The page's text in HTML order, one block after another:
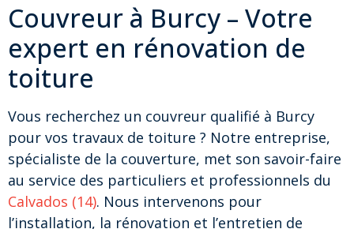
Couvreur à Burcy – Votre
expert en rénovation de
toiture
Vous recherchez un couvreur qualifié à Burcy
pour vos travaux de toiture ? Notre entreprise,
spécialiste de la couverture, met son savoir-faire
au service des particuliers et professionnels du
Calvados (14). Nous intervenons pour
l’installation, la rénovation et l’entretien de